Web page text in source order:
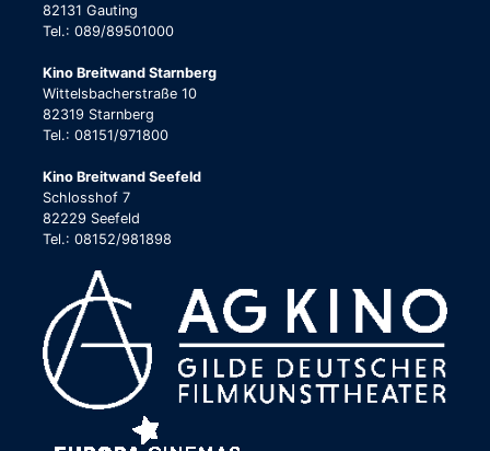
82131 Gauting
Tel.: 089/89501000
Kino Breitwand Starnberg
Wittelsbacherstraße 10
82319 Starnberg
Tel.: 08151/971800
Kino Breitwand Seefeld
Schlosshof 7
82229 Seefeld
Tel.: 08152/981898